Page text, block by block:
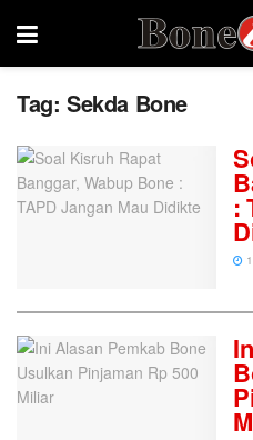
Tag: Sekda Bone
: